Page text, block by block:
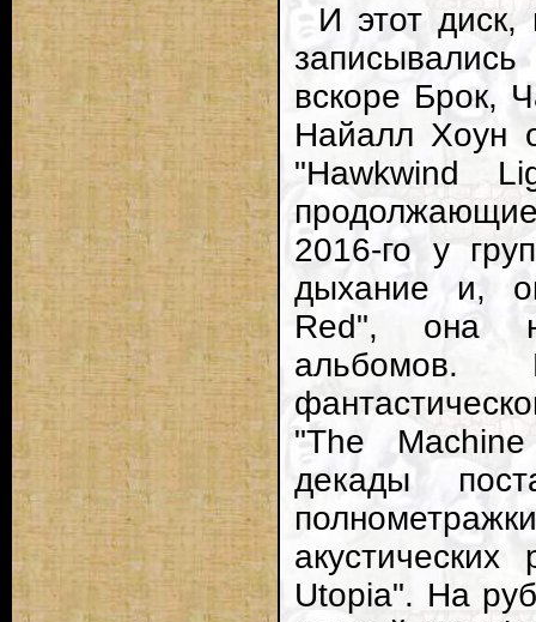
И этот
вскоре Брок,
Найалл Хоун
"Hawkwind
2016-го у
дыхание и,
Red", она
"The
декады
Utopia". На